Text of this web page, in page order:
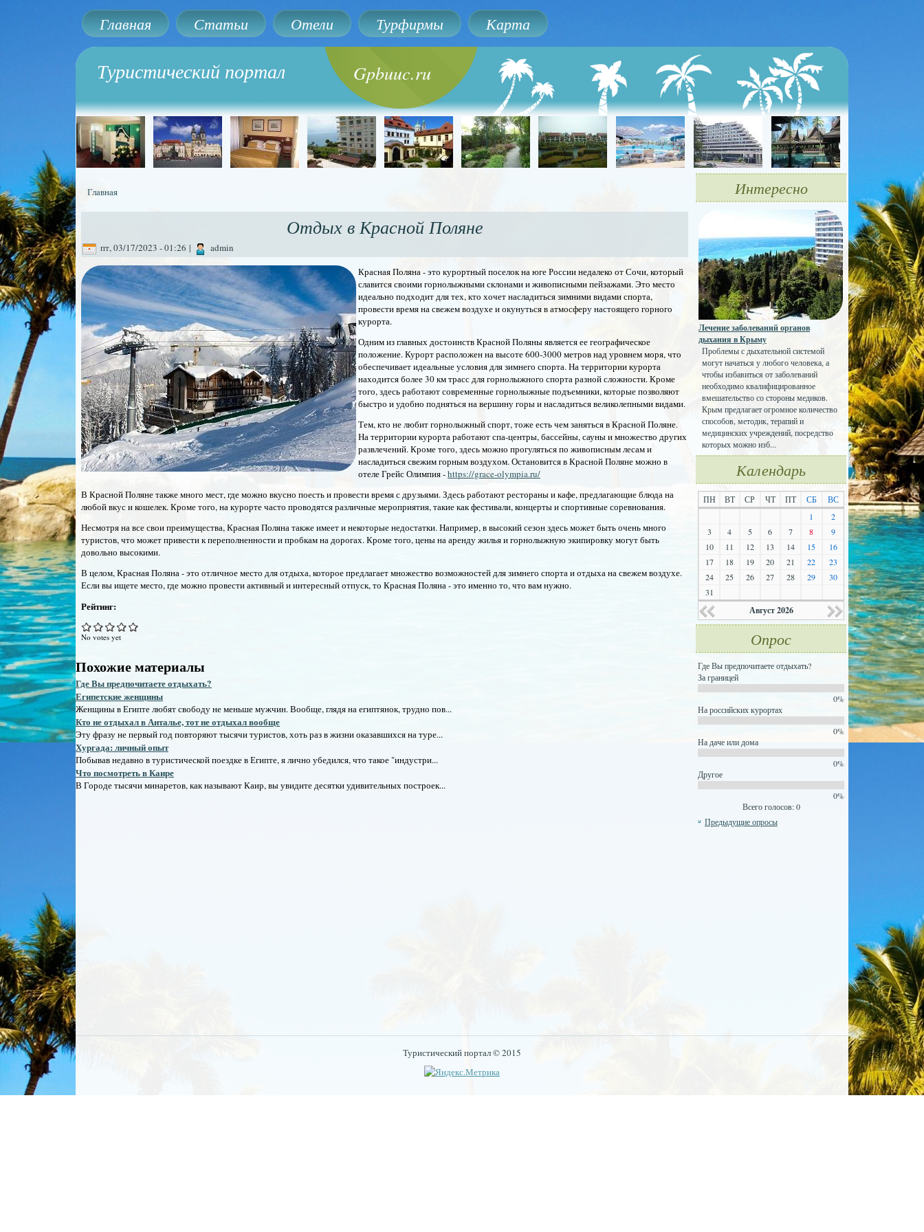
Главная Статьи Отели Турфирмы Карта
Туристический портал Gpbuuc.ru
Вы здесь
Главная
Отдых в Красной Поляне
пт, 03/17/2023 - 01:26 |
admin
Красная Поляна - это курортный поселок на юге России недалеко от Сочи, который
славится своими горнолыжными склонами и живописными пейзажами. Это место
идеально подходит для тех, кто хочет насладиться зимними видами спорта,
провести время на свежем воздухе и окунуться в атмосферу настоящего горного
курорта.
Одним из главных достоинств Красной Поляны является ее географическое
положение. Курорт расположен на высоте 600-3000 метров над уровнем моря, что
обеспечивает идеальные условия для зимнего спорта. На территории курорта
находится более 30 км трасс для горнолыжного спорта разной сложности. Кроме
того, здесь работают современные горнолыжные подъемники, которые позволяют
быстро и удобно подняться на вершину горы и насладиться великолепными видами.
Тем, кто не любит горнолыжный спорт, тоже есть чем заняться в Красной Поляне.
На территории курорта работают спа-центры, бассейны, сауны и множество других
развлечений. Кроме того, здесь можно прогуляться по живописным лесам и
насладиться свежим горным воздухом. Остановится в Красной Поляне можно в
отеле Грейс Олимпия -https://grace-olympia.ru/
В Красной Поляне также много мест, где можно вкусно поесть и провести время с друзьями. Здесь работают рестораны и кафе, предлагающие блюда на
любой вкус и кошелек. Кроме того, на курорте часто проводятся различные мероприятия, такие как фестивали, концерты и спортивные соревнования.
Несмотря на все свои преимущества, Красная Поляна также имеет и некоторые недостатки. Например, в высокий сезон здесь может быть очень много
туристов, что может привести к переполненности и пробкам на дорогах. Кроме того, цены на аренду жилья и горнолыжную экипировку могут быть
довольно высокими.
В целом, Красная Поляна - это отличное место для отдыха, которое предлагает множество возможностей для зимнего спорта и отдыха на свежем воздухе.
Если вы ищете место, где можно провести активный и интересный отпуск, то Красная Поляна - это именно то, что вам нужно.
Рейтинг:
No votes yet
Похожие материалы
Где Вы предпочитаете отдыхать?
Египетские женщины
Женщины в Египте любят свободу не меньше мужчин. Вообще, глядя на египтянок, трудно пов...
Кто не отдыхал в Анталье, тот не отдыхал вообще
Эту фразу не первый год повторяют тысячи туристов, хоть раз в жизни оказавшихся на туре...
Хургада: личный опыт
Побывав недавно в туристической поездке в Египте, я лично убедился, что такое "индустри...
Что посмотреть в Каире
В Городе тысячи минаретов, как называют Каир, вы увидите десятки удивительных построек...
Интересно
Лечение заболеваний органов
дыхания в Крыму
Проблемы с дыхательной системой
могут начаться у любого человека, а
чтобы избавиться от заболеваний
необходимо квалифицированное
вмешательство со стороны медиков.
Крым предлагает огромное количество
способов, методик, терапий и
медицинских учреждений, посредство
которых можно изб...
Календарь
ПН ВТ СР ЧТ ПТ СБ
ВС
1
2
3
4 5 6 7 8
9
10
11 12 13 14 15
16
17
18 19 20 21 22
23
24
25 26 27 28 29
30
31
Август 2026
Опрос
Где Вы предпочитаете отдыхать?
За границей
0%
На российских курортах
0%
На даче или дома
0%
Другое
0%
Всего голосов: 0
Предыдущие опросы
Туристический портал © 2015